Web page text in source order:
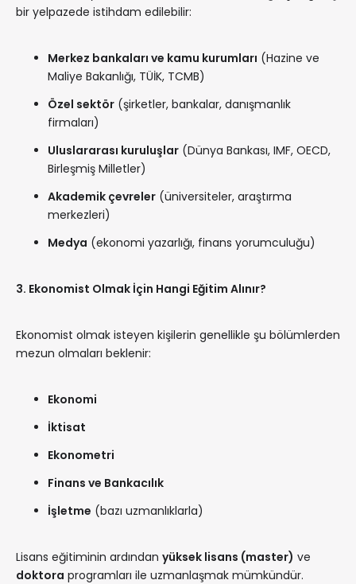
bir yelpazede istihdam edilebilir:
Merkez bankaları ve kamu kurumları (Hazine ve
Maliye Bakanlığı, TÜİK, TCMB)
Özel sektör (şirketler, bankalar, danışmanlık
firmaları)
Uluslararası kuruluşlar (Dünya Bankası, IMF, OECD,
Birleşmiş Milletler)
Akademik çevreler (üniversiteler, araştırma
merkezleri)
Medya (ekonomi yazarlığı, finans yorumculuğu)
3. Ekonomist Olmak İçin Hangi Eğitim Alınır?
Ekonomist olmak isteyen kişilerin genellikle şu bölümlerden
mezun olmaları beklenir:
Ekonomi
İktisat
Ekonometri
Finans ve Bankacılık
İşletme (bazı uzmanlıklarla)
Lisans eğitiminin ardından yüksek lisans (master) ve
doktora programları ile uzmanlaşmak mümkündür.